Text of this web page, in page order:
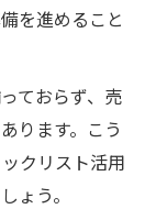
を進めること
ておらず、売
ります。こう
クリスト活用
ょう。